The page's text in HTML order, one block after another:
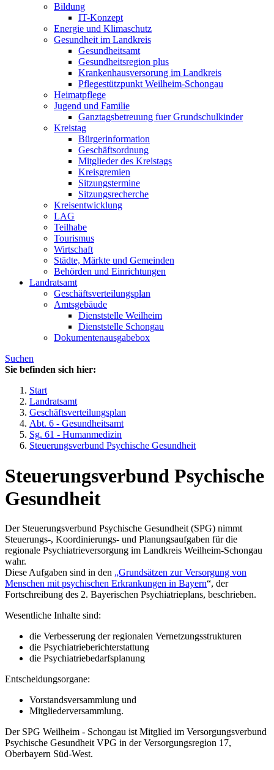
Bildung
IT-Konzept
Energie und Klimaschutz
Gesundheit im Landkreis
Gesundheitsamt
Gesundheitsregion plus
Krankenhausversorung im Landkreis
Pflegestützpunkt Weilheim-Schongau
Heimatpflege
Jugend und Familie
Ganztagsbetreuung fuer Grundschulkinder
Kreistag
Bürgerinformation
Geschäftsordnung
Mitglieder des Kreistags
Kreisgremien
Sitzungstermine
Sitzungsrecherche
Kreisentwicklung
LAG
Teilhabe
Tourismus
Wirtschaft
Städte, Märkte und Gemeinden
Behörden und Einrichtungen
Landratsamt
Geschäftsverteilungsplan
Amtsgebäude
Dienststelle Weilheim
Dienststelle Schongau
Dokumentenausgabebox
Suchen
Sie befinden sich hier:
Start
Landratsamt
Geschäftsverteilungsplan
Abt. 6 - Gesundheitsamt
Sg. 61 - Humanmedizin
Steuerungsverbund Psychische Gesundheit
Steuerungsverbund Psychische
Gesundheit
Der Steuerungsverbund Psychische Gesundheit (SPG) nimmt
Steuerungs-, Koordinierungs- und Planungsaufgaben für die
regionale Psychiatrieversorgung im Landkreis Weilheim-Schongau
wahr.
Diese Aufgaben sind in den „Grundsätzen zur Versorgung von
Menschen mit psychischen Erkrankungen in Bayern“, der
Fortschreibung des 2. Bayerischen Psychiatrieplans, beschrieben.
Wesentliche Inhalte sind:
die Verbesserung der regionalen Vernetzungsstrukturen
die Psychiatrieberichterstattung
die Psychiatriebedarfsplanung
Entscheidungsorgane:
Vorstandsversammlung und
Mitgliederversammlung.
Der SPG Weilheim - Schongau ist Mitglied im Versorgungsverbund
Psychische Gesundheit VPG in der Versorgungsregion 17,
Oberbayern Süd-West.